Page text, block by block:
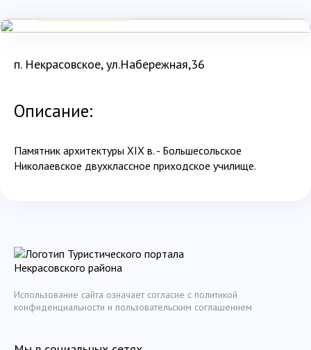
п. Некрасовское, ул.Набережная,36
Описание:
Памятник архитектуры XIX в. - Большесольское
Николаевское двухклассное приходское училище.
Использование сайта означает согласие с политикой
конфиденциальности и пользовательским соглашением